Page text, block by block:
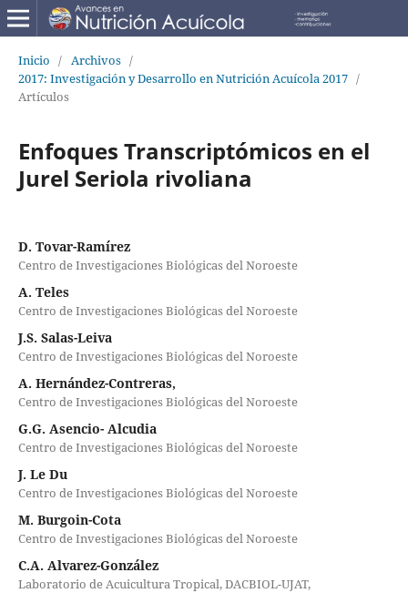
Inicio / Archivos /
2017: Investigación y Desarrollo en Nutrición Acuícola 2017 /
Artículos
Enfoques Transcriptómicos en el
Jurel Seriola rivoliana
D. Tovar-Ramírez
Centro de Investigaciones Biológicas del Noroeste
A. Teles
Centro de Investigaciones Biológicas del Noroeste
J.S. Salas-Leiva
Centro de Investigaciones Biológicas del Noroeste
A. Hernández-Contreras,
Centro de Investigaciones Biológicas del Noroeste
G.G. Asencio- Alcudia
Centro de Investigaciones Biológicas del Noroeste
J. Le Du
Centro de Investigaciones Biológicas del Noroeste
M. Burgoin-Cota
Centro de Investigaciones Biológicas del Noroeste
C.A. Alvarez-González
Laboratorio de Acuicultura Tropical, DACBIOL-UJAT,